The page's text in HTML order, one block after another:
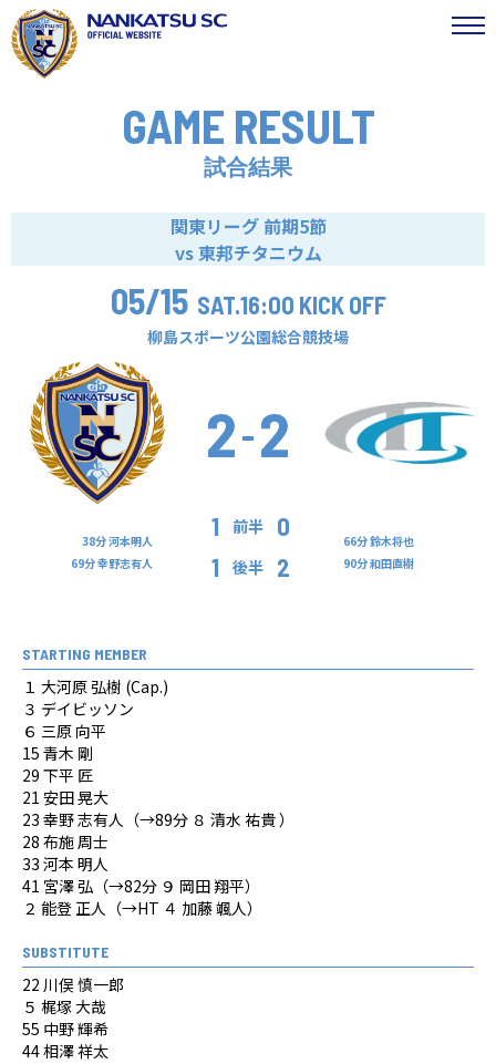
GAME RESULT
試合結果
関東リーグ 前期5節
vs 東邦チタニウム
05/15 SAT.16:00 KICK OFF
柳島スポーツ公園総合競技場
2 2
38分 河本明人
69分 幸野志有人
1 前半 0
66分 鈴木将也
90分 和田直樹
1 後半 2
STARTING MEMBER
１ 大河原 弘樹 (Cap.)
３ デイビッソン
６ 三原 向平
15 青木 剛
29 下平 匠
21 安田 晃大
23 幸野 志有人（→89分 ８ 清水 祐貴 ）
28 布施 周士
33 河本 明人
41 宮澤 弘（→82分 ９ 岡田 翔平）
２ 能登 正人（→HT ４ 加藤 颯人）
SUBSTITUTE
22 川俣 慎一郎
５ 梶塚 大哉
55 中野 輝希
44 相澤 祥太